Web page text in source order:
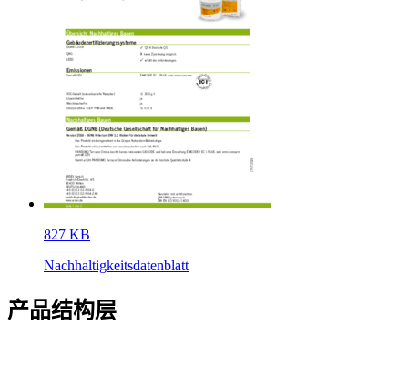
827 KB
Nachhaltigkeitsdatenblatt
产品结构层